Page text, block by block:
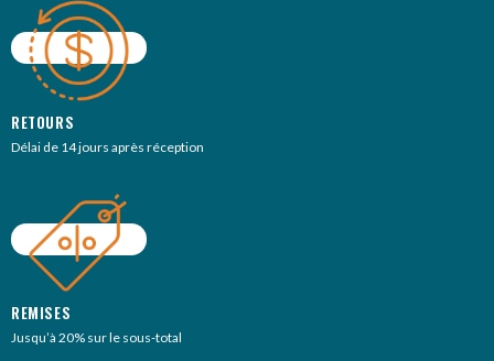
RETOURS
Délai de 14 jours après réception
REMISES
Jusqu’à 20% sur le sous-total